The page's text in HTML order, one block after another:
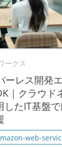
ークス
ーレス開発
｜クラウド
たIT基盤
web-